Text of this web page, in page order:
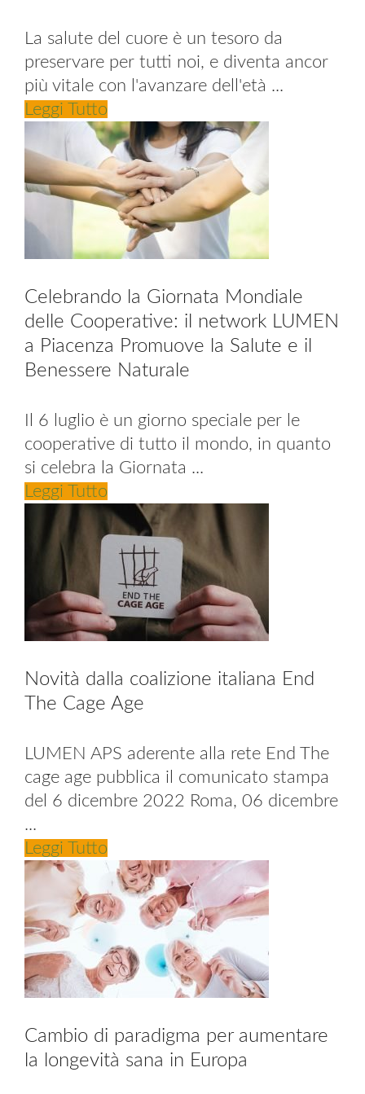
La salute del cuore è un tesoro da
preservare per tutti noi, e diventa ancor
più vitale con l'avanzare dell'età ...
Leggi Tutto
Celebrando la Giornata Mondiale
delle Cooperative: il network LUMEN
a Piacenza Promuove la Salute e il
Benessere Naturale
Il 6 luglio è un giorno speciale per le
cooperative di tutto il mondo, in quanto
si celebra la Giornata ...
Leggi Tutto
Novità dalla coalizione italiana End
The Cage Age
LUMEN APS aderente alla rete End The
cage age pubblica il comunicato stampa
del 6 dicembre 2022 Roma, 06 dicembre
...
Leggi Tutto
Cambio di paradigma per aumentare
la longevità sana in Europa